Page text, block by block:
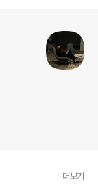
더보기